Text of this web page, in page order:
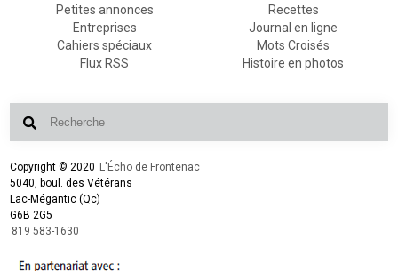
Petites annonces
Entreprises
Cahiers spéciaux
Flux RSS
Recettes
Journal en ligne
Mots Croisés
Histoire en photos
Copyright © 2020 L'Écho de Frontenac
5040, boul. des Vétérans
Lac-Mégantic (Qc)
G6B 2G5
819 583-1630